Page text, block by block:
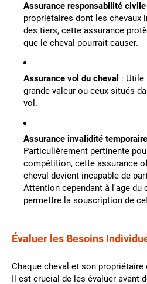
Assurance responsabilité civile
propriétaires dont les chevaux
des tiers, cette assurance
que le cheval pourrait causer.
Assurance vol du cheval : Utile
grande valeur ou ceux situés
vol.
Assurance invalidité
Particulièrement pertinente
compétition, cette assurance
cheval devient incapable de
Attention cependant à l'age du
permettre la souscription de
Évaluer les Besoins
Chaque cheval et son
Il est crucial de les évaluer avant